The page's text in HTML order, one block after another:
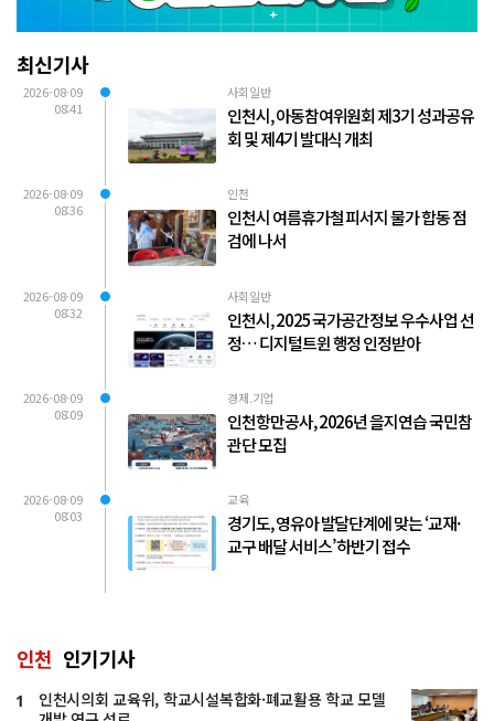
최신기사
2026-08-09
08:41
사회일반
인천시, 아동참여위원회 제3기 성과공유
회 및 제4기 발대식 개최
2026-08-09
08:36
인천
인천시 여름휴가철 피서지 물가 합동 점
검에 나서
2026-08-09
08:32
사회일반
인천시, 2025 국가공간정보 우수사업 선
정… 디지털트윈 행정 인정받아
2026-08-09
08:09
경제.기업
인천항만공사, 2026년 을지연습 국민참
관단 모집
2026-08-09
08:03
교육
경기도, 영유아 발달단계에 맞는 ‘교재·
교구 배달 서비스’ 하반기 접수
인천 인기기사
1
인천시의회 교육위, 학교시설복합화·폐교활용 학교 모델